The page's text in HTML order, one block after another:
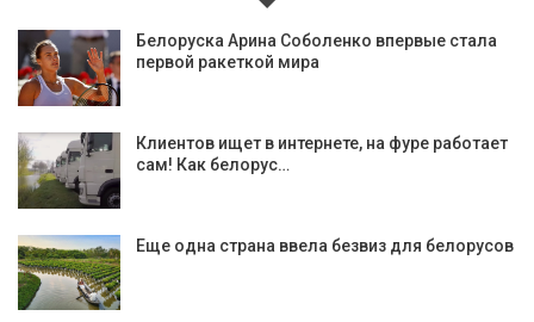
Белоруска Арина Соболенко впервые стала
первой ракеткой мира
Клиентов ищет в интернете, на фуре работает
сам! Как белорус…
Еще одна страна ввела безвиз для белорусов